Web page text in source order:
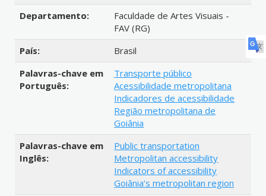
Departamento:
Faculdade de Artes Visuais -
FAV (RG)
País:
Brasil
Palavras-chave em
Português:
Transporte público
Acessibilidade metropolitana
Indicadores de acessibilidade
Região metropolitana de
Goiânia
Palavras-chave em
Inglês:
Public transportation
Metropolitan accessibility
Indicators of accessibility
Goiânia’s metropolitan region